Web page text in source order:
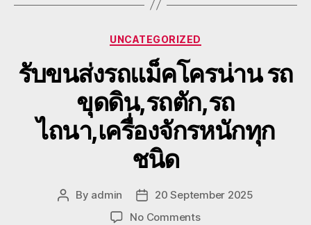
Categories
UNCATEGORIZED
รับขนส่งรถแม็คโครน่าน รถ
ขุดดิน,รถตัก,รถ
ไถนา,เครื่องจักรหนักทุก
ชนิด
Post
By admin
Post
date
20 September 2025
No Commentson